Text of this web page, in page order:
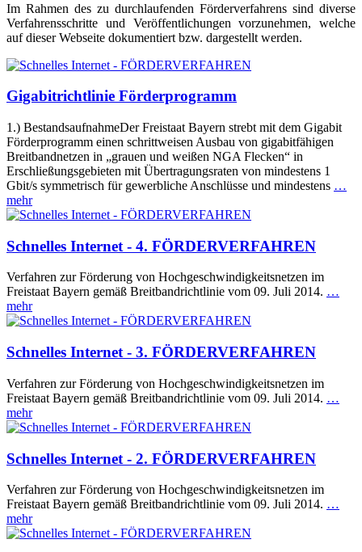
Im Rahmen des zu durchlaufenden Förderverfahrens sind diverse
Verfahrensschritte und Veröffentlichungen vorzunehmen, welche
auf dieser Webseite dokumentiert bzw. dargestellt werden.
Gigabitrichtlinie Förderprogramm
1.) BestandsaufnahmeDer Freistaat Bayern strebt mit dem Gigabit
Förderprogramm einen schrittweisen Ausbau von gigabitfähigen
Breitbandnetzen in „grauen und weißen NGA Flecken“ in
Erschließungsgebieten mit Übertragungsraten von mindestens 1
Gbit/s symmetrisch für gewerbliche Anschlüsse und mindestens …
mehr
Schnelles Internet - 4. FÖRDERVERFAHREN
Verfahren zur Förderung von Hochgeschwindigkeitsnetzen im
Freistaat Bayern gemäß Breitbandrichtlinie vom 09. Juli 2014. …
mehr
Schnelles Internet - 3. FÖRDERVERFAHREN
Verfahren zur Förderung von Hochgeschwindigkeitsnetzen im
Freistaat Bayern gemäß Breitbandrichtlinie vom 09. Juli 2014. …
mehr
Schnelles Internet - 2. FÖRDERVERFAHREN
Verfahren zur Förderung von Hochgeschwindigkeitsnetzen im
Freistaat Bayern gemäß Breitbandrichtlinie vom 09. Juli 2014. …
mehr